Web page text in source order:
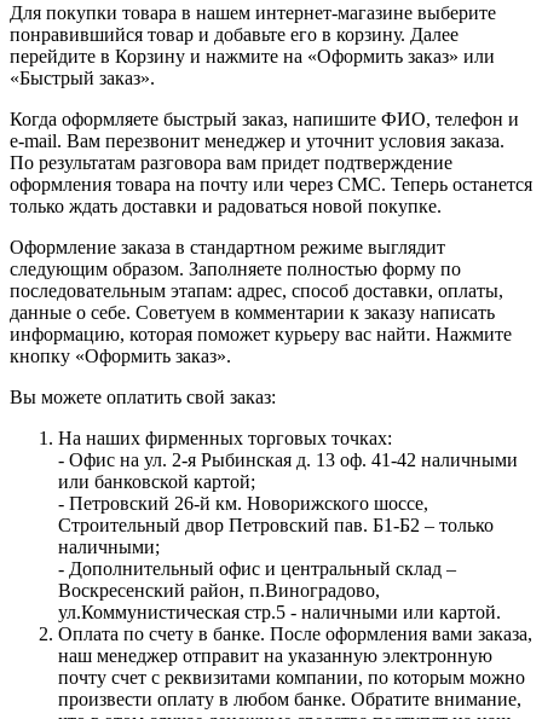
Для покупки товара в нашем интернет-магазине выберите
понравившийся товар и добавьте его в корзину. Далее
перейдите в Корзину и нажмите на «Оформить заказ» или
«Быстрый заказ».
Когда оформляете быстрый заказ, напишите ФИО, телефон и
e-mail. Вам перезвонит менеджер и уточнит условия заказа.
По результатам разговора вам придет подтверждение
оформления товара на почту или через СМС. Теперь останется
только ждать доставки и радоваться новой покупке.
Оформление заказа в стандартном режиме выглядит
следующим образом. Заполняете полностью форму по
последовательным этапам: адрес, способ доставки, оплаты,
данные о себе. Советуем в комментарии к заказу написать
информацию, которая поможет курьеру вас найти. Нажмите
кнопку «Оформить заказ».
Вы можете оплатить свой заказ:
На наших фирменных торговых точках:
- Офис на ул. 2-я Рыбинская д. 13 оф. 41-42 наличными
или банковской картой;
- Петровский 26-й км. Новорижского шоссе,
Строительный двор Петровский пав. Б1-Б2 – только
наличными;
- Дополнительный офис и центральный склад –
Воскресенский район, п.Виноградово,
ул.Коммунистическая стр.5 - наличными или картой.
Оплата по счету в банке. После оформления вами заказа,
наш менеджер отправит на указанную электронную
почту счет с реквизитами компании, по которым можно
произвести оплату в любом банке. Обратите внимание,